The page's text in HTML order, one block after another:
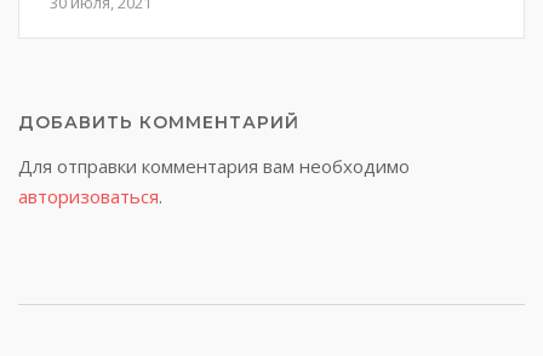
ДОБАВИТЬ КОММЕНТАРИЙ
Для отправки комментария вам необходимо
авторизоваться.